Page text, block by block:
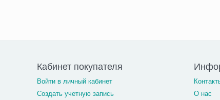
Кабинет покупателя
Войти в личный кабинет
Создать учетную запись
О нас